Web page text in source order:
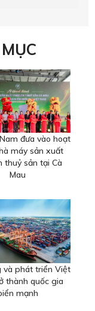
đưa vào hoạt
máy sản xuất
thuỷ sản tại Cà
Mau
và phát triển Việt
thành quốc gia
mạnh